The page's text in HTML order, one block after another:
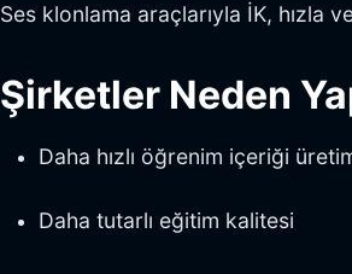
Ses klonlama araçlarıyla İK, hızla
Şirketler Neden
Daha hızlı öğrenim içeriği
Daha tutarlı eğitim kalitesi